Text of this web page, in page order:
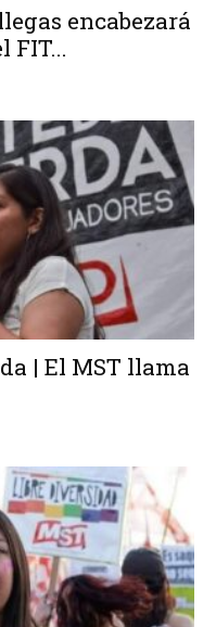
encabezará
FIT...
| El MST llama